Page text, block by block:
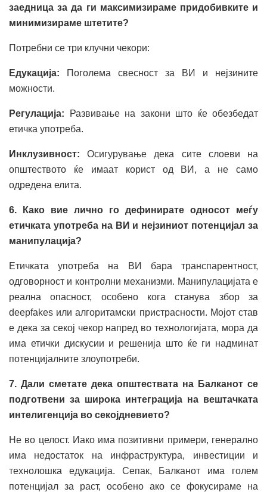
заедница за да ги максимизираме придобивките и
минимизираме штетите?
Потребни се три клучни чекори:
Едукација: Поголема свесност за ВИ и нејзините
можности.
Регулација: Развивање на закони што ќе обезбедат
етичка употреба.
Инклузивност: Осигурување дека сите слоеви на
општеството ќе имаат корист од ВИ, а не само
одредена елита.
6. Како вие лично го дефинирате односот меѓу
етичката употреба на ВИ и нејзиниот потенцијал за
манипулација?
Етичката употреба на ВИ бара транспарентност,
одговорност и контролни механизми. Манипулацијата е
реална опасност, особено кога станува збор за
deepfakes или алгоритамски пристрасности. Мојот став
е дека за секој чекор напред во технологијата, мора да
има етички дискусии и решенија што ќе ги надминат
потенцијалните злоупотреби.
7. Дали сметате дека општествата на Балканот се
подготвени за широка интеграција на вештачката
интелигенција во секојдневието?
Не во целост. Иако има позитивни примери, генерално
има недостаток на инфраструктура, инвестиции и
технолошка едукација. Сепак, Балканот има голем
потенцијал за раст, особено ако се фокусираме на